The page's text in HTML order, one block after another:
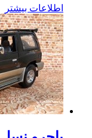
اطلاعات بیشتر